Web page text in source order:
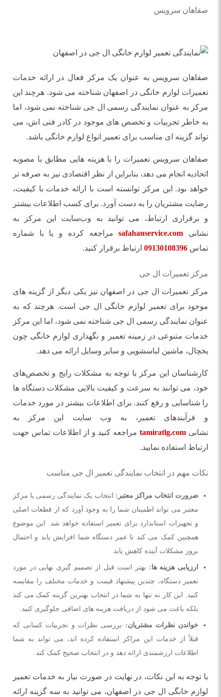
صفاهان سرویس
صفاهان سرویس به عنوان یک مرکز فعال در ارائه خدمات
تعمیرات لوازم خانگی در اصفهان شناخته می ‌شود. هرچند این
مرکز به عنوان نمایندگی رسمی ال جی شناخته نمی ‌شود، اما
به خاطر تجربیات و تخصص‌ های موجود در کادر فنی ‌اش، می‌
تواند گزینه ‌ای مناسب برای تعمیر انواع لوازم خانگی باشد.
صفاهان سرویس تعمیرات را با هزینه ‌هایی مطابق با مصوبه
اتحادیه انجام می ‌دهد، بنابراین از نظر اقتصادی نیز به صرفه ‌تر
خواهد بود. این مرکز توانسته است با ارائه خدمات با کیفیت،
رضایت مشتریان را به دست آورد. برای کسب اطلاعات بیشتر
و برقراری ارتباط، می ‌توانید به وب‌سایت این مرکز به
نشانی safahanservice.com
مراجعه کرده و یا با شماره‌
تماس 09130108396ارتباط برقرار کنید.
مرکز تعمیرات ال جی
مرکز تعمیرات ال جی در اصفهان نیز یکی دیگر از گزینه‌ های
موجود برای تعمیر لوازم خانگی ال جی است. هرچند که به
عنوان نمایندگی رسمی ال جی شناخته نمی‌ شود، اما این مرکز
خدمات متنوعی در زمینه تعمیر و نگهداری لوازم خانگی چون
یخچال، ماشین لباسشویی و سایر وسایل ارائه می ‌دهد.
کارشناسان این مرکز با توجه به مشکلات رایج و تخصص‌های
خود، می ‌توانند به سرعت و کیفیت بالایی مشکلات دستگاه‌ ها
را شناسایی و رفع کنند. برای اطلاعات بیشتر در مورد خدمات
و فرآیندهای تعمیر، به وب‌ سایت این مرکز به
نشانی tamiratlg.comمراجعه کنید و از اطلاعات تماس جهت
ارتباط استفاده نمایید.
نکات مهم در انتخاب نمایندگی تعمیر ال جی مناسب
ضرورت انتخاب مراکز معتبر: انتخاب یک نمایندگی رسمی یا مرکز
معتبر می ‌تواند اطمینان شما را به وجود آورد که از قطعات اصلی
و تجهیزات استاندارد برای تعمیر استفاده خواهد شد. این موضوع
همچنین کمک می ‌کند تا عمر دستگاه شما افزایش یابد و احتمال
بروز مشکلات آینده کاهش یابد.
ارزیابی هزینه‌ ها: بهتر است قبل از تصمیم ‌گیری نهایی در مورد
تعمیر دستگاه، چندین پیشنهاد قیمت و خدمات مختلف را مقایسه
کنید. این کار نه تنها به شما در انتخاب بهترین گزینه کمک می ‌کند
بلکه باعث می ‌شود از دریافت هزینه ‌های اضافی جلوگیری کنید.
خواندن نظرات مشتریان: بررسی نظرات و تجربیات کسانی که
قبلاً از خدمات این مراکز استفاده کرده‌ اند، می ‌تواند به شما
اطلاعات ارزشمندی ارائه دهد و در انتخاب صحیح کمک کند.
با توجه به این نکات، در نهایت در صورت نیاز به خدمات تعمیر
لوازم خانگی ال جی در اصفهان، می ‌توانید به سه گزینه ارائه